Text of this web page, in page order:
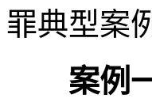
罪典型案
案例